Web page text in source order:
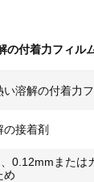
の付着力フィル
い溶解の付着力
接着剤
0.12mmまたは
め